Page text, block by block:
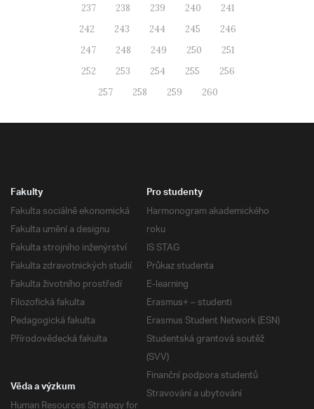
237
238 239 240
241
242
243 244 245
246
247
248 249 250
251
252
253 254 255
256
257
258 259 260
Fakulty
Fakulta sociálně ekonomická
Fakulta umění a designu
Fakulta strojního inženýrství
Fakulta zdravotnických studií
Fakulta životního prostředí
Filozofická fakulta
Pedagogická fakulta
Přírodovědecká fakulta
Pro studenty
Harmonogram akademického
roku
IS STAG
Průkaz studenta
E-learning
Erasmus+ – studenti
Erasmus Student Network (ESN)
Studentská grantová soutěž
(SVV)
Finanční podpora studentů
Stravování a ubytování
Věda a výzkum